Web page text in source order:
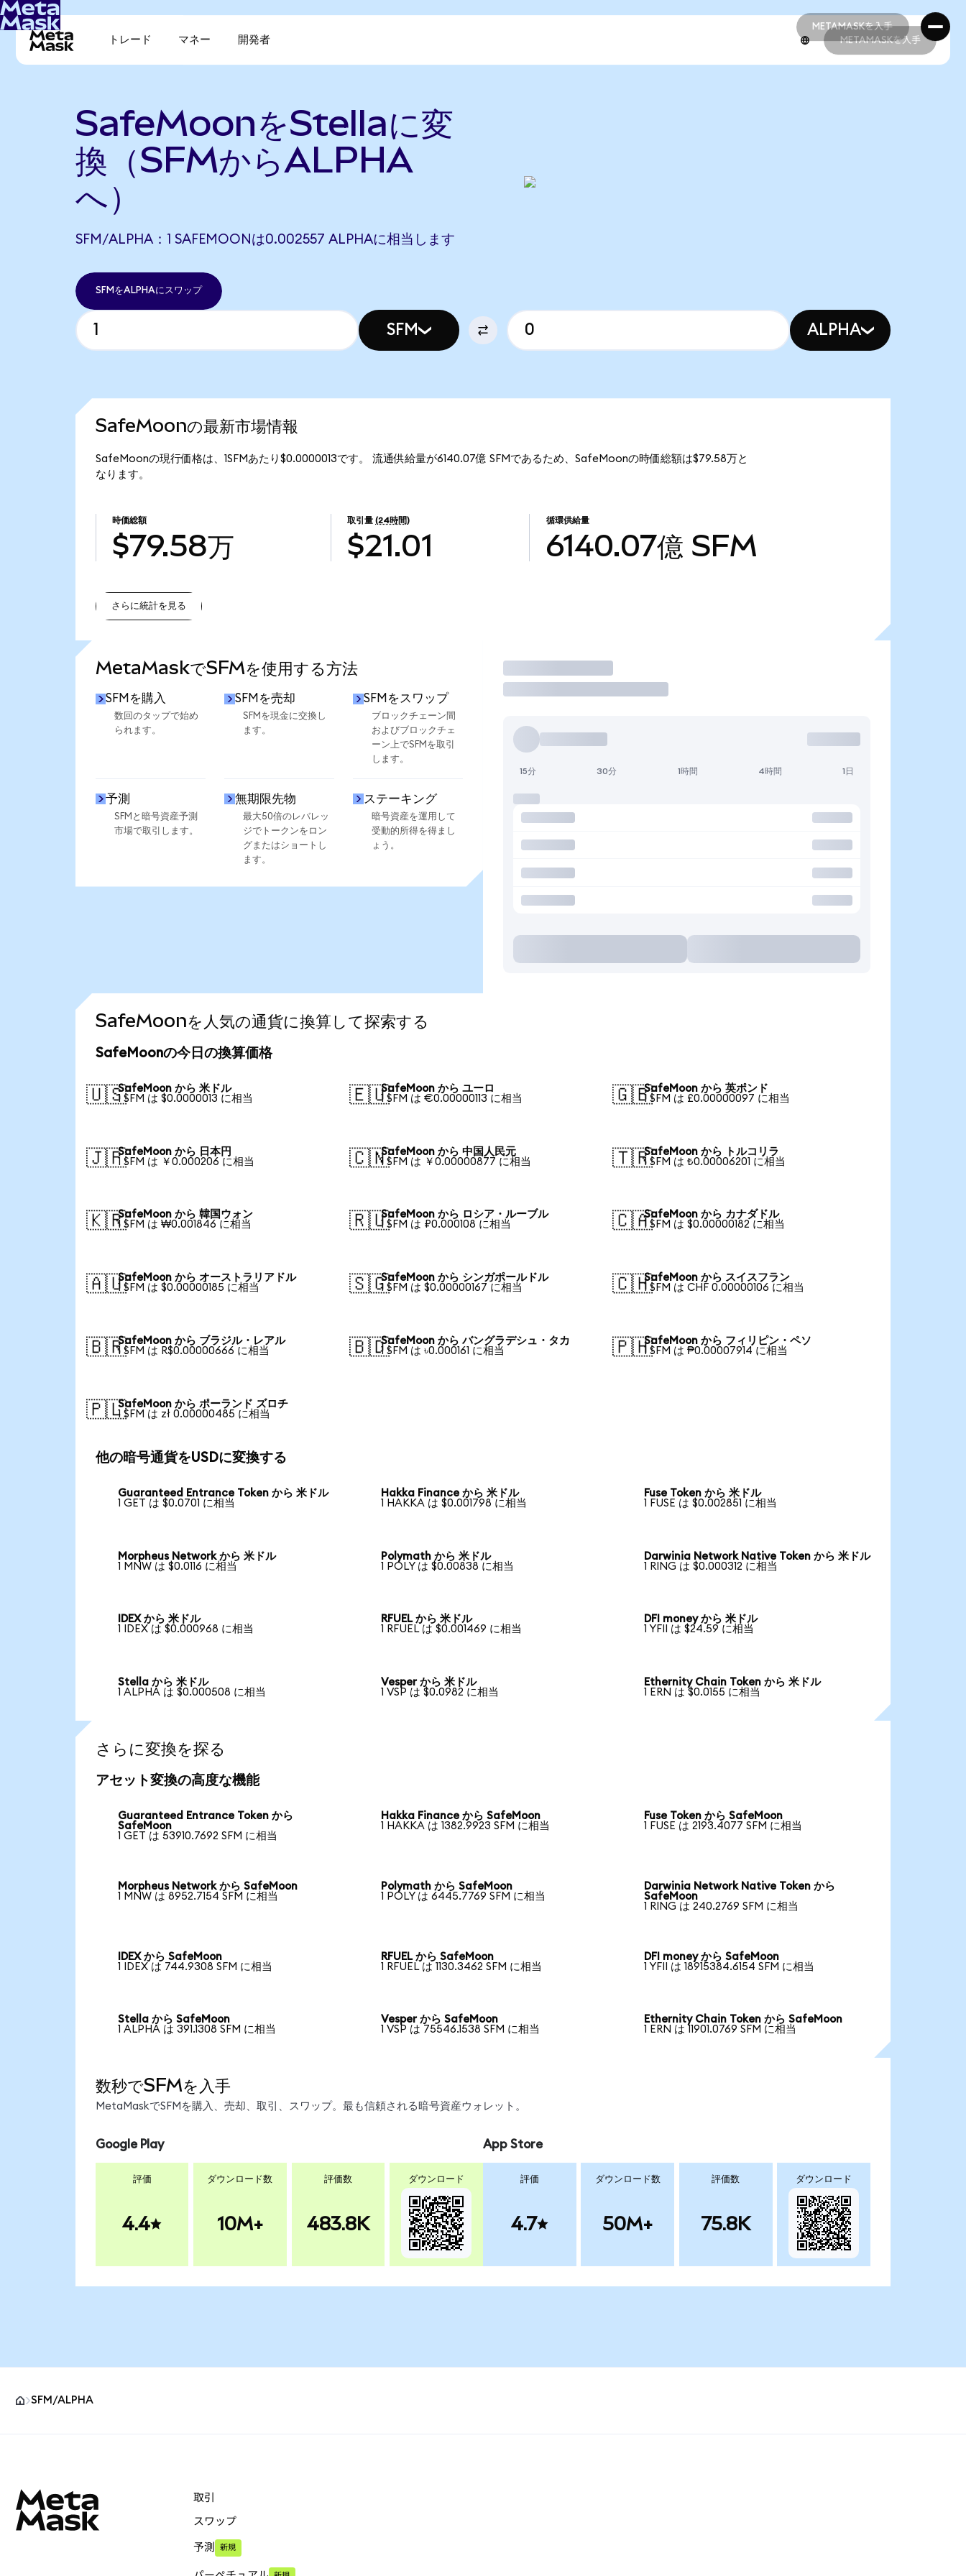
METAMASKを入手
METAMASKを入手
トレード マネー 開発者 METAMASKを入手
SafeMoonをStellaに変
換（SFMからALPHA
へ）
SFM/ALPHA：1 SAFEMOONは0.002557 ALPHAに相当します
SFMをALPHAにスワップ
SFM ALPHA
SafeMoonの最新市場情報
SafeMoonの現行価格は、1SFMあたり$0.0000013です。 流通供給量が6140.07億 SFMであるため、SafeMoonの時価総額は$79.58万と
なります。
時価総額
$79.58万
取引量 (24時間)
$21.01
循環供給量
6140.07億 SFM
さらに統計を見る
MetaMaskでSFMを使用する方法
SFMを購入
数回のタップで始め
られます。
SFMを売却
SFMを現金に交換し
ます。
SFMをスワップ
ブロックチェーン間
およびブロックチェ
ーン上でSFMを取引
します。
予測
SFMと暗号資産予測
市場で取引します。
無期限先物
最大50倍のレバレッ
ジでトークンをロン
グまたはショートし
ます。
ステーキング
暗号資産を運用して
受動的所得を得まし
ょう。
取引
15分 30分 1時間 4時間 1日
SafeMoonを人気の通貨に換算して探索する
SafeMoonの今日の換算価格
🇺🇸SafeMoon から 米ドル
1 SFM は $0.0000013 に相当
🇪🇺SafeMoon から ユーロ
1 SFM は €0.00000113 に相当
🇬🇧SafeMoon から 英ポンド
1 SFM は £0.00000097 に相当
🇯🇵SafeMoon から 日本円
1 SFM は ￥0.000206 に相当
🇨🇳SafeMoon から 中国人民元
1 SFM は ￥0.00000877 に相当
🇹🇷SafeMoon から トルコリラ
1 SFM は ₺0.00006201 に相当
🇰🇷SafeMoon から 韓国ウォン
1 SFM は ₩0.001846 に相当
🇷🇺SafeMoon から ロシア・ルーブル
1 SFM は ₽0.000108 に相当
🇨🇦SafeMoon から カナダドル
1 SFM は $0.00000182 に相当
🇦🇺SafeMoon から オーストラリアドル
1 SFM は $0.00000185 に相当
🇸🇬SafeMoon から シンガポールドル
1 SFM は $0.00000167 に相当
🇨🇭SafeMoon から スイスフラン
1 SFM は CHF 0.00000106 に相当
🇧🇷SafeMoon から ブラジル・レアル
1 SFM は R$0.00000666 に相当
🇧🇩SafeMoon から バングラデシュ・タカ
1 SFM は ৳0.000161 に相当
🇵🇭SafeMoon から フィリピン・ペソ
1 SFM は ₱0.00007914 に相当
🇵🇱SafeMoon から ポーランド ズロチ
1 SFM は zł 0.00000485 に相当
他の暗号通貨をUSDに変換する
Guaranteed Entrance Token から 米ドル
1 GET は $0.0701 に相当
Hakka Finance から 米ドル
1 HAKKA は $0.001798 に相当
Fuse Token から 米ドル
1 FUSE は $0.002851 に相当
Morpheus Network から 米ドル
1 MNW は $0.0116 に相当
Polymath から 米ドル
1 POLY は $0.00838 に相当
Darwinia Network Native Token から 米ドル
1 RING は $0.000312 に相当
IDEX から 米ドル
1 IDEX は $0.000968 に相当
RFUEL から 米ドル
1 RFUEL は $0.001469 に相当
DFI money から 米ドル
1 YFII は $24.59 に相当
Stella から 米ドル
1 ALPHA は $0.000508 に相当
Vesper から 米ドル
1 VSP は $0.0982 に相当
Ethernity Chain Token から 米ドル
1 ERN は $0.0155 に相当
さらに変換を探る
アセット変換の高度な機能
Guaranteed Entrance Token から
SafeMoon
1 GET は 53910.7692 SFM に相当
Hakka Finance から SafeMoon
1 HAKKA は 1382.9923 SFM に相当
Fuse Token から SafeMoon
1 FUSE は 2193.4077 SFM に相当
Morpheus Network から SafeMoon
1 MNW は 8952.7154 SFM に相当
Polymath から SafeMoon
1 POLY は 6445.7769 SFM に相当
Darwinia Network Native Token から
SafeMoon
1 RING は 240.2769 SFM に相当
IDEX から SafeMoon
1 IDEX は 744.9308 SFM に相当
RFUEL から SafeMoon
1 RFUEL は 1130.3462 SFM に相当
DFI money から SafeMoon
1 YFII は 18915384.6154 SFM に相当
Stella から SafeMoon
1 ALPHA は 391.1308 SFM に相当
Vesper から SafeMoon
1 VSP は 75546.1538 SFM に相当
Ethernity Chain Token から SafeMoon
1 ERN は 11901.0769 SFM に相当
数秒でSFMを入手
MetaMaskでSFMを購入、売却、取引、スワップ。最も信頼される暗号資産ウォレット。
Google Play
評価
4.4
ダウンロード数
10M+
評価数
483.8K
ダウンロード
App Store
評価
4.7
ダウンロード数
50M+
評価数
75.8K
ダウンロード
SFM/ALPHA
取引
スワップ
予測 新規